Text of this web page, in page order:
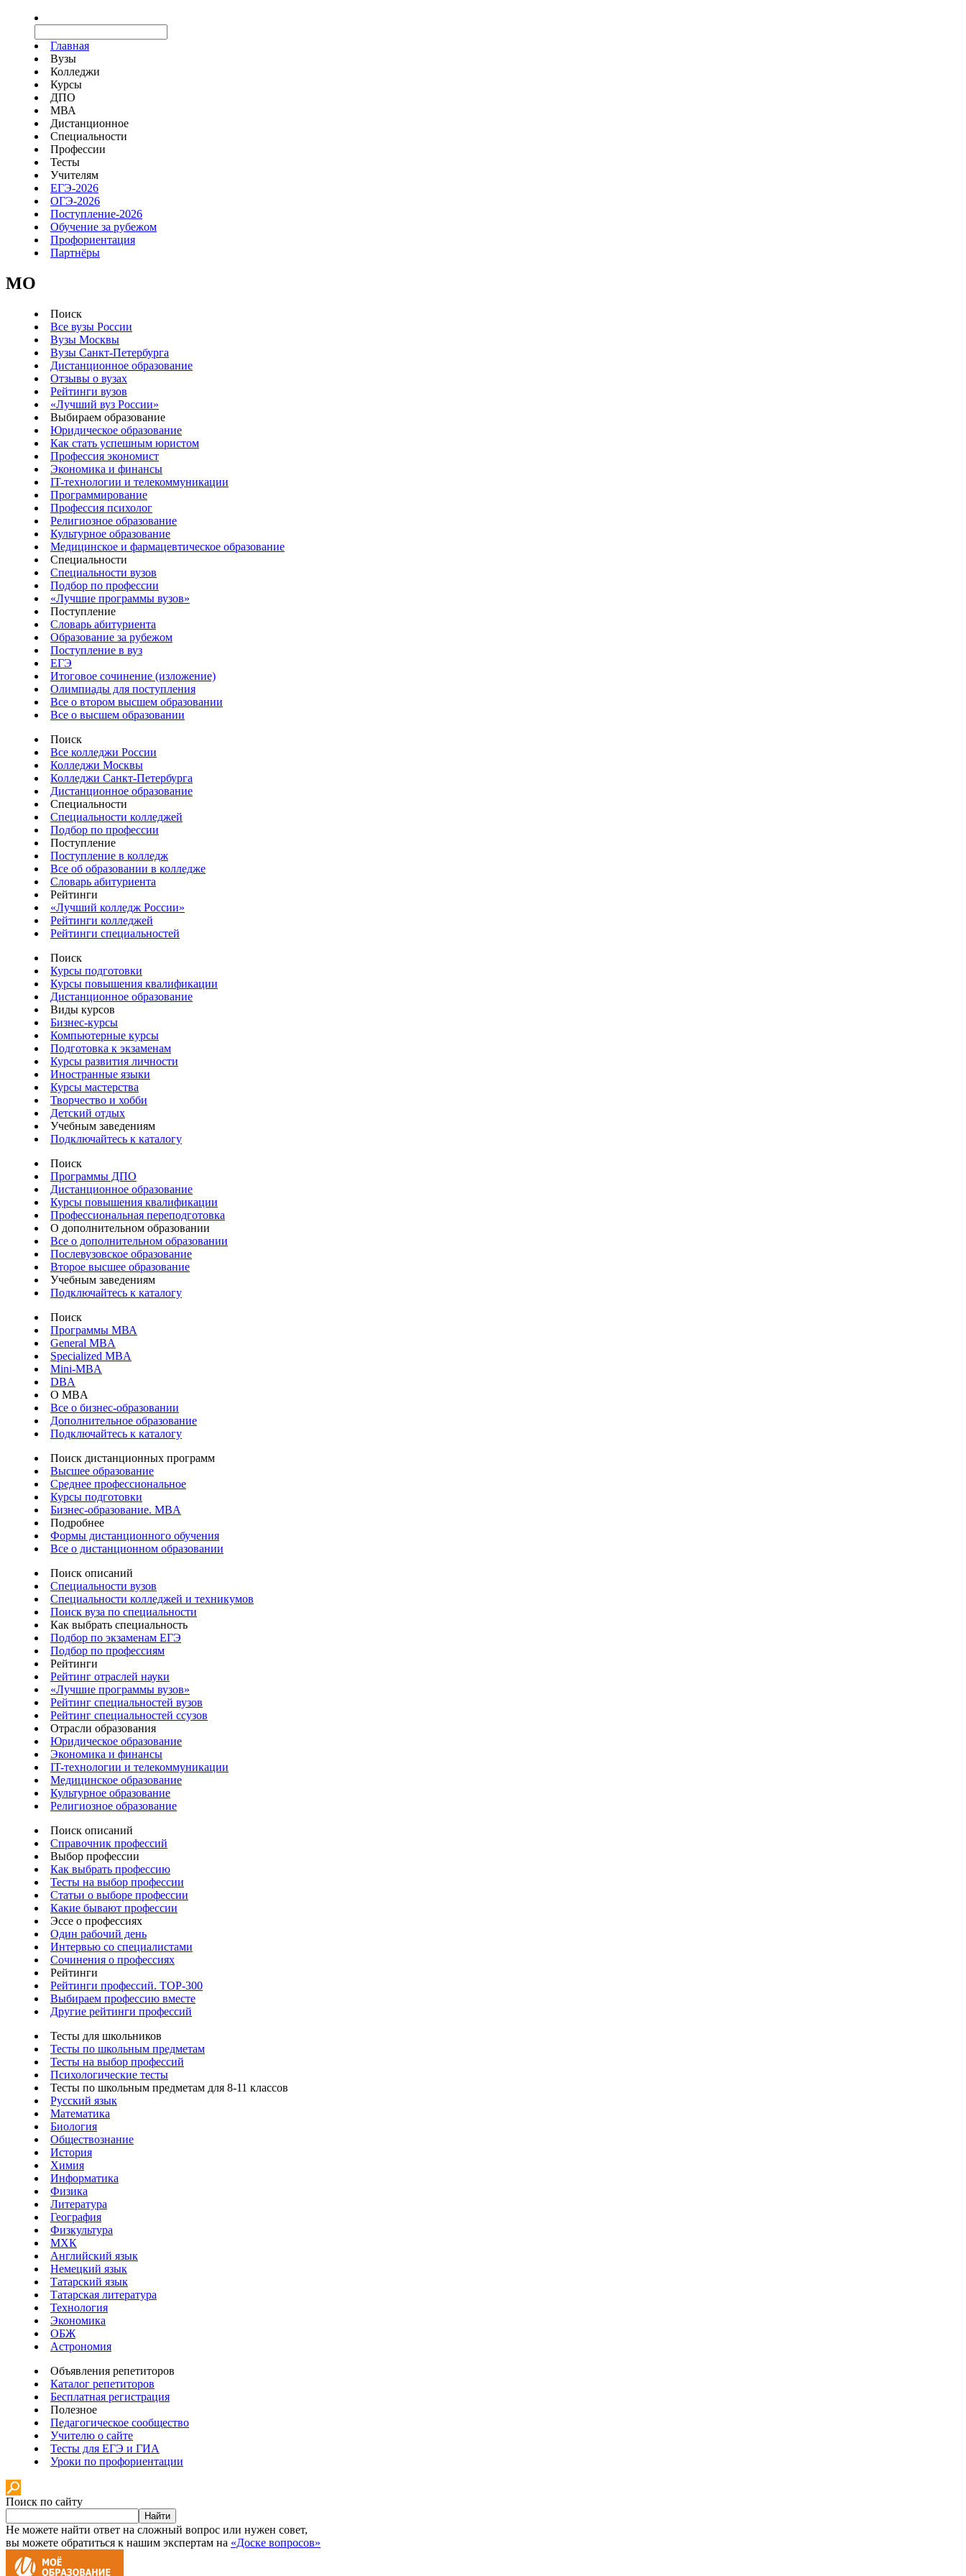
Главная
Вузы
Колледжи
Курсы
ДПО
МВА
Дистанционное
Специальности
Профессии
Тесты
Учителям
ЕГЭ-2026
ОГЭ-2026
Поступление-2026
Обучение за рубежом
Профориентация
Партнёры
MO
Поиск
Все вузы России
Вузы Москвы
Вузы Санкт-Петербурга
Дистанционное образование
Отзывы о вузах
Рейтинги вузов
«Лучший вуз России»
Выбираем образование
Юридическое образование
Как стать успешным юристом
Профессия экономист
Экономика и финансы
IT-технологии и телекоммуникации
Программирование
Профессия психолог
Религиозное образование
Культурное образование
Медицинское и фармацевтическое образование
Специальности
Специальности вузов
Подбор по профессии
«Лучшие программы вузов»
Поступление
Словарь абитуриента
Образование за рубежом
Поступление в вуз
ЕГЭ
Итоговое сочинение (изложение)
Олимпиады для поступления
Все о втором высшем образовании
Все о высшем образовании
Поиск
Все колледжи России
Колледжи Москвы
Колледжи Санкт-Петербурга
Дистанционное образование
Специальности
Специальности колледжей
Подбор по профессии
Поступление
Поступление в колледж
Все об образовании в колледже
Словарь абитуриента
Рейтинги
«Лучший колледж России»
Рейтинги колледжей
Рейтинги специальностей
Поиск
Курсы подготовки
Курсы повышения квалификации
Дистанционное образование
Виды курсов
Бизнес-курсы
Компьютерные курсы
Подготовка к экзаменам
Курсы развития личности
Иностранные языки
Курсы мастерства
Творчество и хобби
Детский отдых
Учебным заведениям
Подключайтесь к каталогу
Поиск
Программы ДПО
Дистанционное образование
Курсы повышения квалификации
Профессиональная переподготовка
О дополнительном образовании
Все о дополнительном образовании
Послевузовское образование
Второе высшее образование
Учебным заведениям
Подключайтесь к каталогу
Поиск
Программы МВА
General MBA
Specialized MBA
Mini-MBA
DBA
О MBA
Все о бизнес-образовании
Дополнительное образование
Подключайтесь к каталогу
Поиск дистанционных программ
Высшее образование
Среднее профессиональное
Курсы подготовки
Бизнес-образование. MBA
Подробнее
Формы дистанционного обучения
Все о дистанционном образовании
Поиск описаний
Специальности вузов
Специальности колледжей и техникумов
Поиск вуза по специальности
Как выбрать специальность
Подбор по экзаменам ЕГЭ
Подбор по профессиям
Рейтинги
Рейтинг отраслей науки
«Лучшие программы вузов»
Рейтинг специальностей вузов
Рейтинг специальностей ссузов
Отрасли образования
Юридическое образование
Экономика и финансы
IT-технологии и телекоммуникации
Медицинское образование
Культурное образование
Религиозное образование
Поиск описаний
Справочник профессий
Выбор профессии
Как выбрать профессию
Тесты на выбор профессии
Статьи о выборе профессии
Какие бывают профессии
Эссе о профессиях
Один рабочий день
Интервью со специалистами
Сочинения о профессиях
Рейтинги
Рейтинги профессий. TOP-300
Выбираем профессию вместе
Другие рейтинги профессий
Тесты для школьников
Тесты по школьным предметам
Тесты на выбор профессий
Психологические тесты
Тесты по школьным предметам для 8-11 классов
Русский язык
Математика
Биология
Обществознание
История
Химия
Информатика
Физика
Литература
География
Физкультура
МХК
Английский язык
Немецкий язык
Татарский язык
Татарская литература
Технология
Экономика
ОБЖ
Астрономия
Объявления репетиторов
Каталог репетиторов
Бесплатная регистрация
Полезное
Педагогическое сообщество
Учителю о сайте
Тесты для ЕГЭ и ГИА
Уроки по профориентации
Поиск по сайту
Найти
Не можете найти ответ на сложный вопрос или нужен совет,
вы можете обратиться к нашим экспертам на «Доске вопросов»